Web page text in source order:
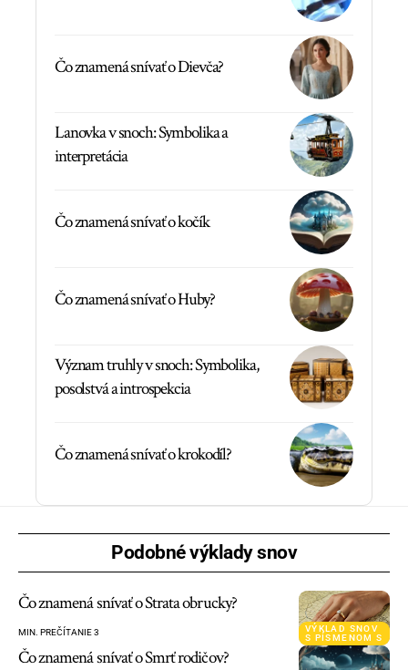
Čo znamená snívať o Dievča?
Lanovka v snoch: Symbolika a
interpretácia
Čo znamená snívať o kočík
Čo znamená snívať o Huby?
Význam truhly v snoch: Symbolika,
posolstvá a introspekcia
Čo znamená snívať o krokodíl?
Podobné výklady snov
VÝKLAD SNOV
S PÍSMENOM S
Čo znamená snívať o Strata obrucky?
MIN. PREČÍTANIE 3
Čo znamená snívať o Smrť rodičov?